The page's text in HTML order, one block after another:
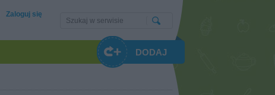
Zaloguj się
DODAJ